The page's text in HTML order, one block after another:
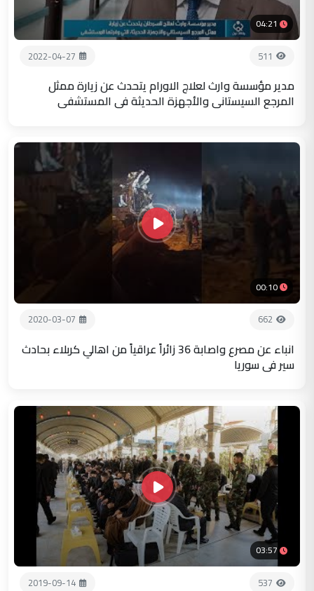
04:21
511
2022-04-27
مدير مؤسسة وارث لعلاج الاورام يتحدث عن زيارة ممثل
المرجع السيستاني والأجهزة الحديثة في المستشفى
00:10
662
2020-03-07
انباء عن مصرع واصابة 36 زائراً عراقياً من اهالي كربلاء بحادث
سير في سوريا
03:57
537
2019-09-14